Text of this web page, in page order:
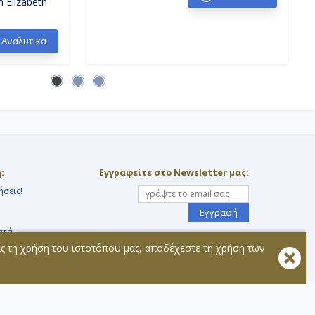
τη χρήση του ιστοτόπου μας, αποδέχεστε τη χρήση των
Αναλυτικά
Εγγραφείτε στο Newsletter μας:
Εγγραφή
Ακολουθήστε μας: